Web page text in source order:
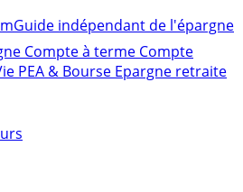
Guide indépendant de l'épargne
Compte à terme Compte
PEA & Bourse Epargne retraite